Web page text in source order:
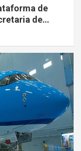
de
de